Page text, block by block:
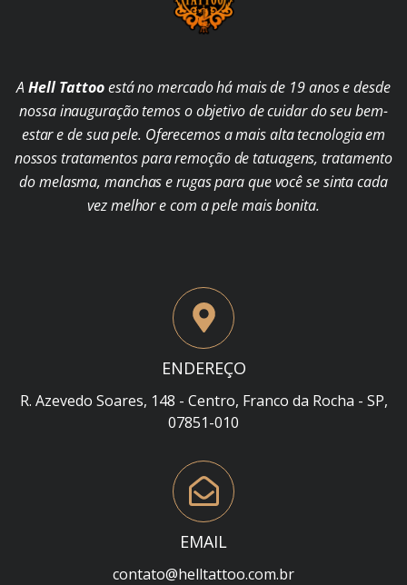
AHell Tattooestá no mercado há mais de 19 anos e desde
nossa inauguração temos o objetivo de cuidar do seu bem-
estar e de sua pele. Oferecemos a mais alta tecnologia em
nossos tratamentos para remoção de tatuagens, tratamento
do melasma, manchas e rugas para que você se sinta cada
vez melhor e com a pele mais bonita.
ENDEREÇO
R. Azevedo Soares, 148 - Centro, Franco da Rocha - SP,
07851-010
EMAIL
contato@helltattoo.com.br